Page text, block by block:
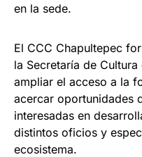
en la sede.
El CCC Chapultepec
la Secretaría de
ampliar el acceso a la
acercar oportunidades
interesadas en
distintos oficios y
ecosistema.